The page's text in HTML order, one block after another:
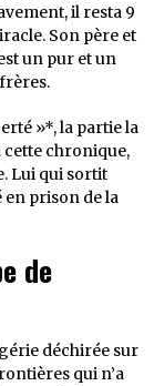
il resta 9
Son père et
un pur et un
»*, la partie la
cette chronique,
Lui qui sortit
en prison de la
de
déchirée sur
qui n’a